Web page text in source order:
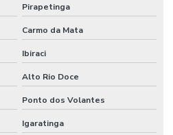
Pirapetinga
Carmo da Mata
Ibiraci
Alto Rio Doce
Ponto dos Volantes
Igaratinga